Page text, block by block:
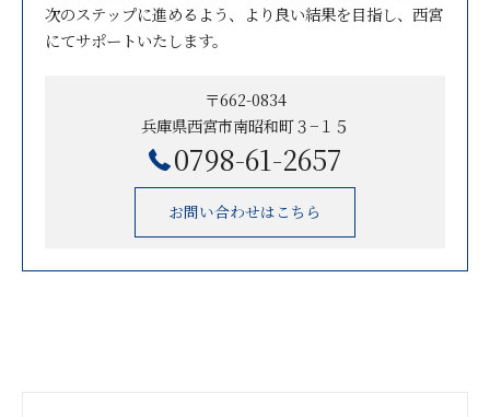
次のステップに進めるよう、より良い結果を目指し、西宮
にてサポートいたします。
〒662-0834
兵庫県西宮市南昭和町３−１５
0798-61-2657
お問い合わせはこちら